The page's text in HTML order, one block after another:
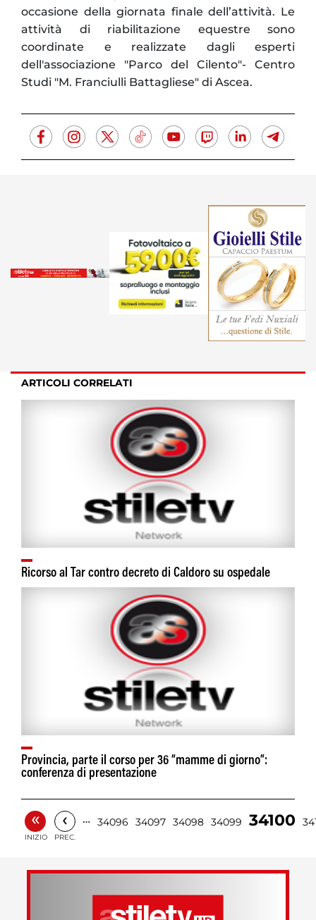
occasione della giornata finale dell’attività. Le
attività di riabilitazione equestre sono
coordinate e realizzate dagli esperti
dell'associazione "Parco del Cilento"- Centro
Studi "M. Franciulli Battagliese" di Ascea.
ARTICOLI CORRELATI
Provincia, parte il corso per 36 “mamme di giorno”:
conferenza di presentazione
«
INIZIO
‹
PREC.
… 34096 34097 34098 34099 34100